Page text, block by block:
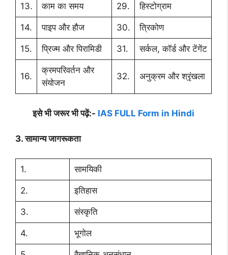
13. काम का समय 29. हिस्टोग्राम
14. पाइप और हौज 30. त्रिकोण
15. प्रिज्म और पिरामिडी 31. सर्कल, कॉर्ड और टेंगेंट
16.
क्रमपरिवर्तन और
संयोजन
32. अनुक्रम और श्रृंखला
इसे भी जरूर भी पढ़ें:- IAS FULL Form in Hindi
3. सामान्य जागरूकता
1. सामयिकी
2. इतिहास
3. संस्कृति
4. भूगोल